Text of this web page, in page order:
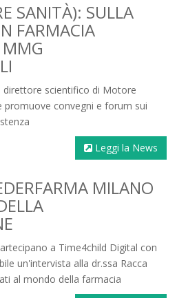
SANITÀ): SULLA
FARMACIA
MMG
direttore scientifico di Motore
promuove convegni e forum sui
Leggi la News
MILANO
a Time4child Digital con
un'intervista alla dr.ssa Racca
al mondo della farmacia